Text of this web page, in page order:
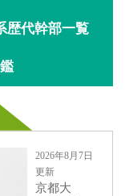
歴代幹部一覧
2026年8月7日
更新
京都大